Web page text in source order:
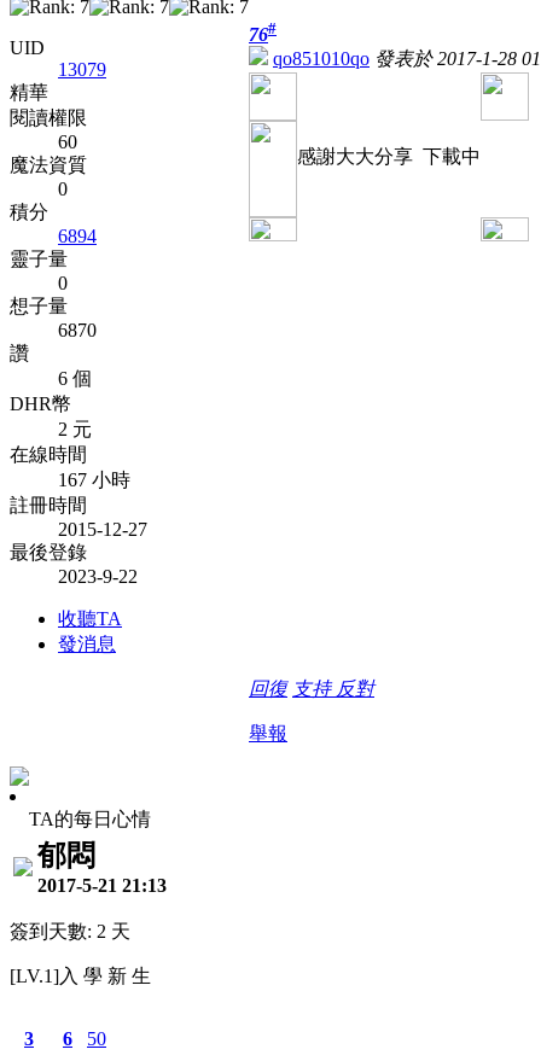
UID
13079
精華
閱讀權限
60
魔法資質
0
積分
6894
靈子量
0
想子量
6870
讚
6 個
DHR幣
2 元
在線時間
167 小時
註冊時間
2015-12-27
最後登錄
2023-9-22
收聽TA
發消息
76#
qo851010qo 發表於 2017-1-28
感謝大大分享 下載中
回復 支持 反對
舉報
TA的每日心情
郁悶
2017-5-21 21:13
簽到天數: 2 天
[LV.1]入 學 新 生
3 6 50